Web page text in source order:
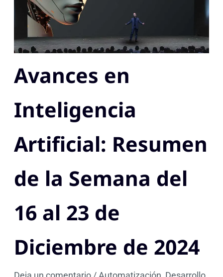
Avances en
Inteligencia
Artificial: Resumen
de la Semana del
16 al 23 de
Diciembre de 2024